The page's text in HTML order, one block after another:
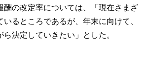
の改定率については、「現在さまざ
いるところであるが、年末に向けて、
決定していきたい」とした。